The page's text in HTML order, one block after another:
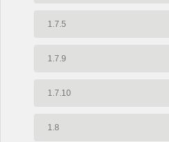
1.7.5
1.7.9
1.7.10
1.8